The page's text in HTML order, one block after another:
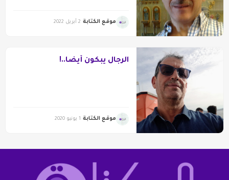
موقع الكتابة 2 أبريل 2022
الرجال يبكون أيضا..!
موقع الكتابة 1 يونيو 2020